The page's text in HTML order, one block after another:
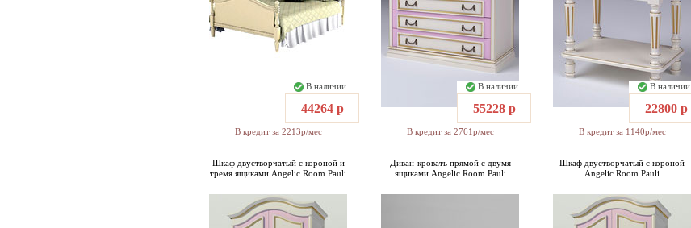
В наличии
44264 р
В кредит за 2213р/мес
В наличии
55228 р
В кредит за 2761р/мес
В наличии
22800 р
В кредит за 1140р/мес
Шкаф двустворчатый с короной и
тремя ящиками Angelic Room Pauli
Диван-кровать прямой с двумя
ящиками Angelic Room Pauli
Шкаф двустворчатый с короной
Angelic Room Pauli